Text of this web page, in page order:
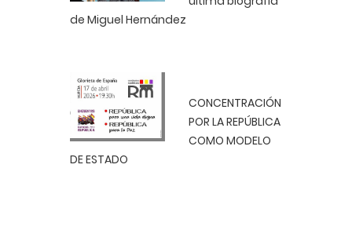
de Miguel Hernández
CONCENTRACIÓN
POR LA REPÚBLICA
COMO MODELO
DE ESTADO